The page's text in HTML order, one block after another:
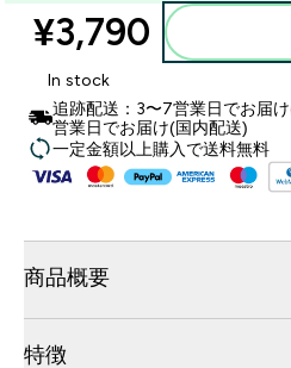
¥3,790‎
In stock
追跡配送：3〜7営業日でお届
営業日でお届け(国内配送)
一定金額以上購入で送料無料
商品概要
特徴